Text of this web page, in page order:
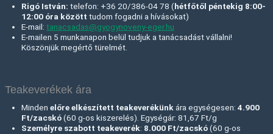
Rigó István:telefon: +36 20/386-04 78 (hétfőtől péntekig 8:00-
12:00 óra között tudom fogadni a hívásokat)
E-mail:tanacsadas@gyogynoveny-eger.hu
E-mailen 5 munkanapon belül tudjuk a tanácsadást vállalni!
Köszönjük megértő türelmét.
Teakeverékek ára
Mindenelőre elkészített teakeverékünk ára egységesen:4.900
Ft/zacskó(60 g-os kiszerelés). Egységár: 81,67 Ft/g
Személyre szabott teakeverék: 8.000 Ft/zacskó(60 g-os